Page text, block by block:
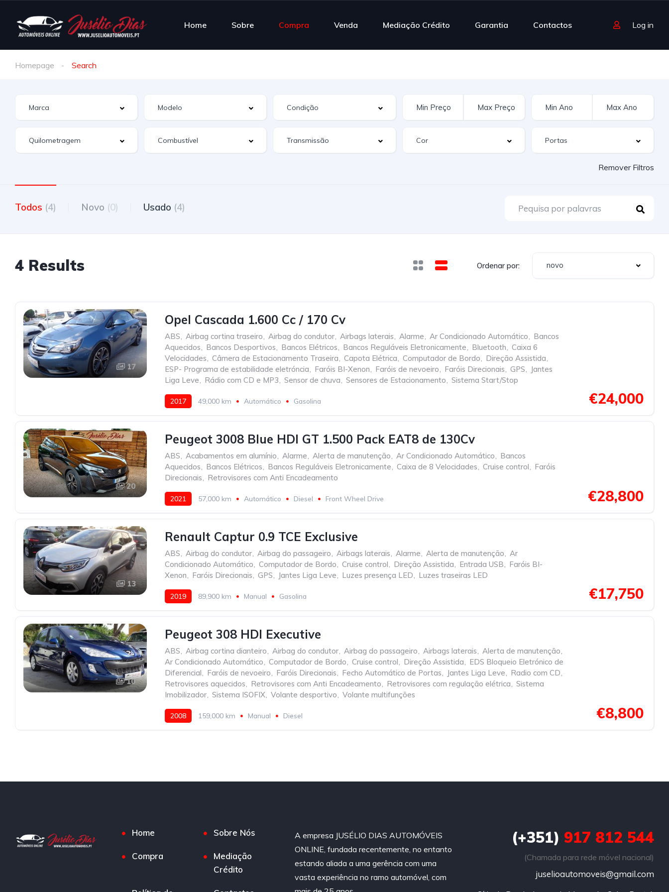
Home Sobre Compra Venda Mediação Crédito Garantia Contactos Log in
Homepage Search
Remover Filtros
Todos (4) Novo (0) Usado (4)
4 Results Ordenar por: novo
17
Opel Cascada 1.600 Cc / 170 Cv
ABS, Airbag cortina traseiro, Airbag do condutor, Airbags laterais, Alarme, Ar Condicionado Automático, Bancos
Aquecidos, Bancos Desportivos, Bancos Elétricos, Bancos Reguláveis Eletronicamente, Bluetooth, Caixa 6
Velocidades, Câmera de Estacionamento Traseira, Capota Elétrica, Computador de Bordo, Direção Assistida,
ESP- Programa de estabilidade eletróncia, Faróis BI-Xenon, Faróis de nevoeiro, Faróis Direcionais, GPS, Jantes
Liga Leve, Rádio com CD e MP3, Sensor de chuva, Sensores de Estacionamento, Sistema Start/Stop
2017 49,000 km Automático Gasolina €24,000
20
Peugeot 3008 Blue HDI GT 1.500 Pack EAT8 de 130Cv
ABS, Acabamentos em alumínio, Alarme, Alerta de manutenção, Ar Condicionado Automático, Bancos
Aquecidos, Bancos Elétricos, Bancos Reguláveis Eletronicamente, Caixa de 8 Velocidades, Cruise control, Faróis
Direcionais, Retrovisores com Anti Encadeamento
2021 57,000 km Automático Diesel Front Wheel Drive €28,800
13
Renault Captur 0.9 TCE Exclusive
ABS, Airbag do condutor, Airbag do passageiro, Airbags laterais, Alarme, Alerta de manutenção, Ar
Condicionado Automático, Computador de Bordo, Cruise control, Direção Assistida, Entrada USB, Faróis BI-
Xenon, Faróis Direcionais, GPS, Jantes Liga Leve, Luzes presença LED, Luzes traseiras LED
2019 89,900 km Manual Gasolina €17,750
10
Peugeot 308 HDI Executive
ABS, Airbag cortina dianteiro, Airbag do condutor, Airbag do passageiro, Airbags laterais, Alerta de manutenção,
Ar Condicionado Automático, Computador de Bordo, Cruise control, Direção Assistida, EDS Bloqueio Eletrónico de
Diferencial, Faróis de nevoeiro, Faróis Direcionais, Fecho Automático de Portas, Jantes Liga Leve, Radio com CD,
Retrovisores aquecidos, Retrovisores com Anti Encadeamento, Retrovisores com regulação elétrica, Sistema
Imobilizador, Sistema ISOFIX, Volante desportivo, Volante multifunções
2008 159,000 km Manual Diesel €8,800
Home Sobre Nós
Compra
Mediação
Crédito
A empresa JUSÉLIO DIAS AUTOMÓVEIS
ONLINE, fundada recentemente, no entanto
estando aliada a uma gerência com uma
vasta experiência no ramo automóvel, com
(+351) 917 812 544
(Chamada para rede móvel nacional)
juselioautomoveis@gmail.com